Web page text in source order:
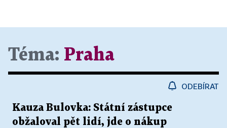
Téma: Praha
ODEBÍRAT
Kauza Bulovka: Státní zástupce
obžaloval pět lidí, jde o nákup